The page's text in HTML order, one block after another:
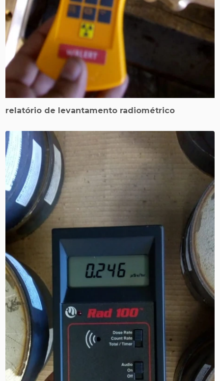
relatório de levantamento radiométrico